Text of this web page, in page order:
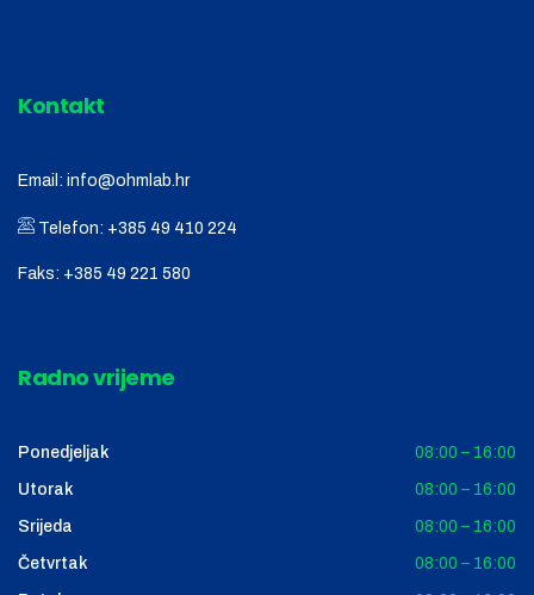
Kontakt
Email: info@ohmlab.hr
Telefon: +385 49 410 224
Faks: +385 49 221 580
Radno vrijeme
Ponedjeljak 08:00 – 16:00
Utorak 08:00 – 16:00
Srijeda 08:00 – 16:00
Četvrtak 08:00 – 16:00